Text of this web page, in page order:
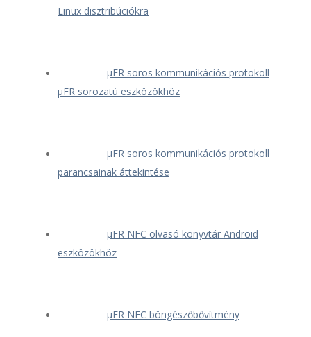
Linux disztribúciókra
μFR soros kommunikációs protokoll
μFR sorozatú eszközökhöz
μFR soros kommunikációs protokoll
parancsainak áttekintése
μFR NFC olvasó könyvtár Android
eszközökhöz
μFR NFC böngészőbővítmény